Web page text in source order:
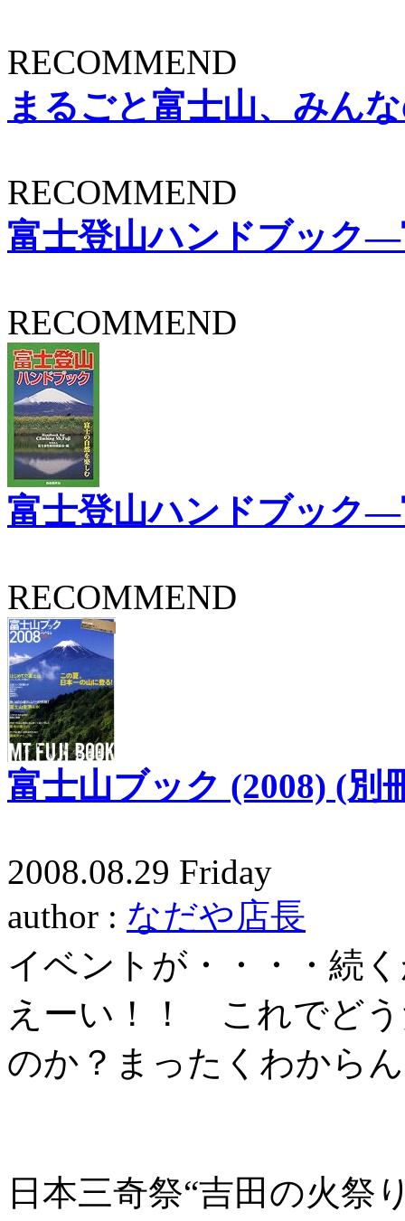
RECOMMEND
まるごと富士山、みん
RECOMMEND
富士登山ハンドブック
RECOMMEND
富士登山ハンドブック
RECOMMEND
富士山ブック (2008) (別
2008.08.29 Friday
author : なだや店長
イベントが・・・・続
えーい！！ これでど
のか？まったくわから
日本三奇祭“吉田の火祭